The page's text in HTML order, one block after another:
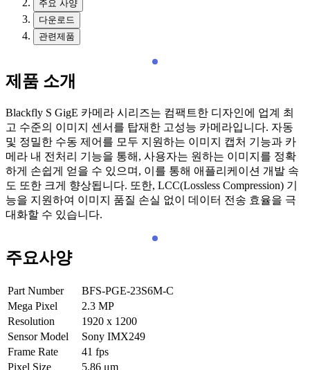
주요 사양
다운로드
관련제품
제품 소개
Blackfly S GigE 카메라 시리즈는 컴팩트한 디자인에 업계 최
고 수준의 이미지 센서를 탑재한 고성능 카메라입니다. 자동
및 정밀한 수동 제어를 모두 지원하는 이미지 캡처 기능과 카
메라 내 전처리 기능을 통해, 사용자는 원하는 이미지를 정확
하게 손쉽게 얻을 수 있으며, 이를 통해 애플리케이션 개발 속
도 또한 크게 향상됩니다. 또한, LCC(Lossless Compression) 기
능을 지원하여 이미지 품질 손실 없이 데이터 전송 효율을 극
대화할 수 있습니다.
주요사양
Part Number
BFS-PGE-23S6M-C
Mega Pixel
2.3 MP
Resolution
1920 x 1200
Sensor Model
Sony IMX249
Frame Rate
41 fps
Pixel Size
5.86 μm